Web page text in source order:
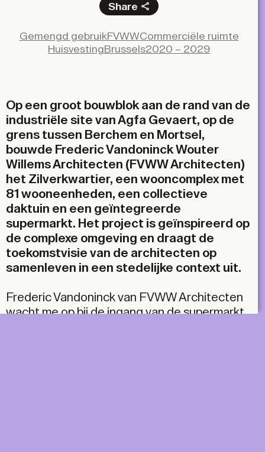
Share
X
Gemengd gebruikFVWWCommerciële ruimte
HuisvestingBrussels2020 – 2029
Op een groot bouwblok aan de rand van de
industriële site van Agfa Gevaert, op de
grens tussen Berchem en Mortsel,
bouwde Frederic Vandoninck Wouter
Willems Architecten (FVWW Architecten)
het Zilverkwartier, een wooncomplex met
81 wooneenheden, een collectieve
daktuin en een geïntegreerde
supermarkt. Het project is geïnspireerd op
de complexe omgeving en draagt de
toekomstvisie van de architecten op
samenleven in een stedelijke context uit.
Frederic Vandoninck van FVWW Architecten
wacht me op bij de ingang van de supermarkt,